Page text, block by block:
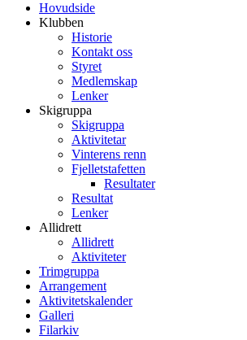
Hovudside
Klubben
Historie
Kontakt oss
Styret
Medlemskap
Lenker
Skigruppa
Skigruppa
Aktivitetar
Vinterens renn
Fjelletstafetten
Resultater
Resultat
Lenker
Allidrett
Allidrett
Aktiviteter
Trimgruppa
Arrangement
Aktivitetskalender
Galleri
Filarkiv